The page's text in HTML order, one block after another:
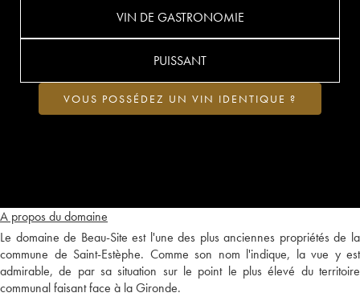
A propos du domaine
Le domaine de Beau-Site est l'une des plus anciennes propriétés de la
commune de Saint-Estèphe. Comme son nom l'indique, la vue y est
admirable, de par sa situation sur le point le plus élevé du territoire
communal faisant face à la Gironde.
VIN DE GASTRONOMIE
PUISSANT
VOUS POSSÉDEZ UN VIN IDENTIQUE ?